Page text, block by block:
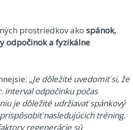
prostriedkov ako spánok,
odpočinok a fyzikálne
„Je dôležité uvedomiť si, že
interval odpočinku počas
je dôležité udržiavať spánkový
nasledujúcich tréning.
regenerácie sú